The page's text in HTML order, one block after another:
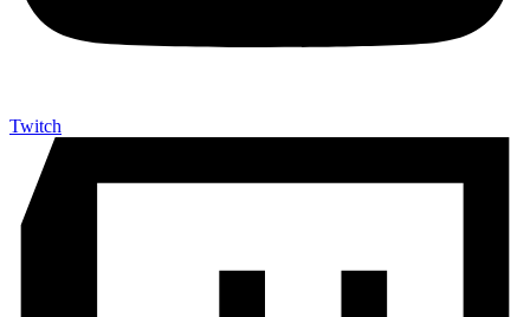
Twitch